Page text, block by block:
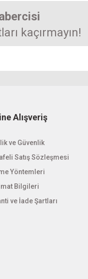
kaçırmayın!
Alışveriş
ve Güvenlik
Satış Sözleşmesi
Yöntemleri
Bilgileri
ve İade Şartları